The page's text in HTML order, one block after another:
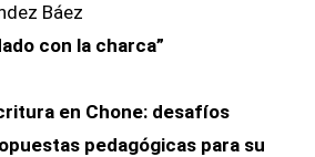
Báez
con la charca”
en Chone: desafíos
pedagógicas para su